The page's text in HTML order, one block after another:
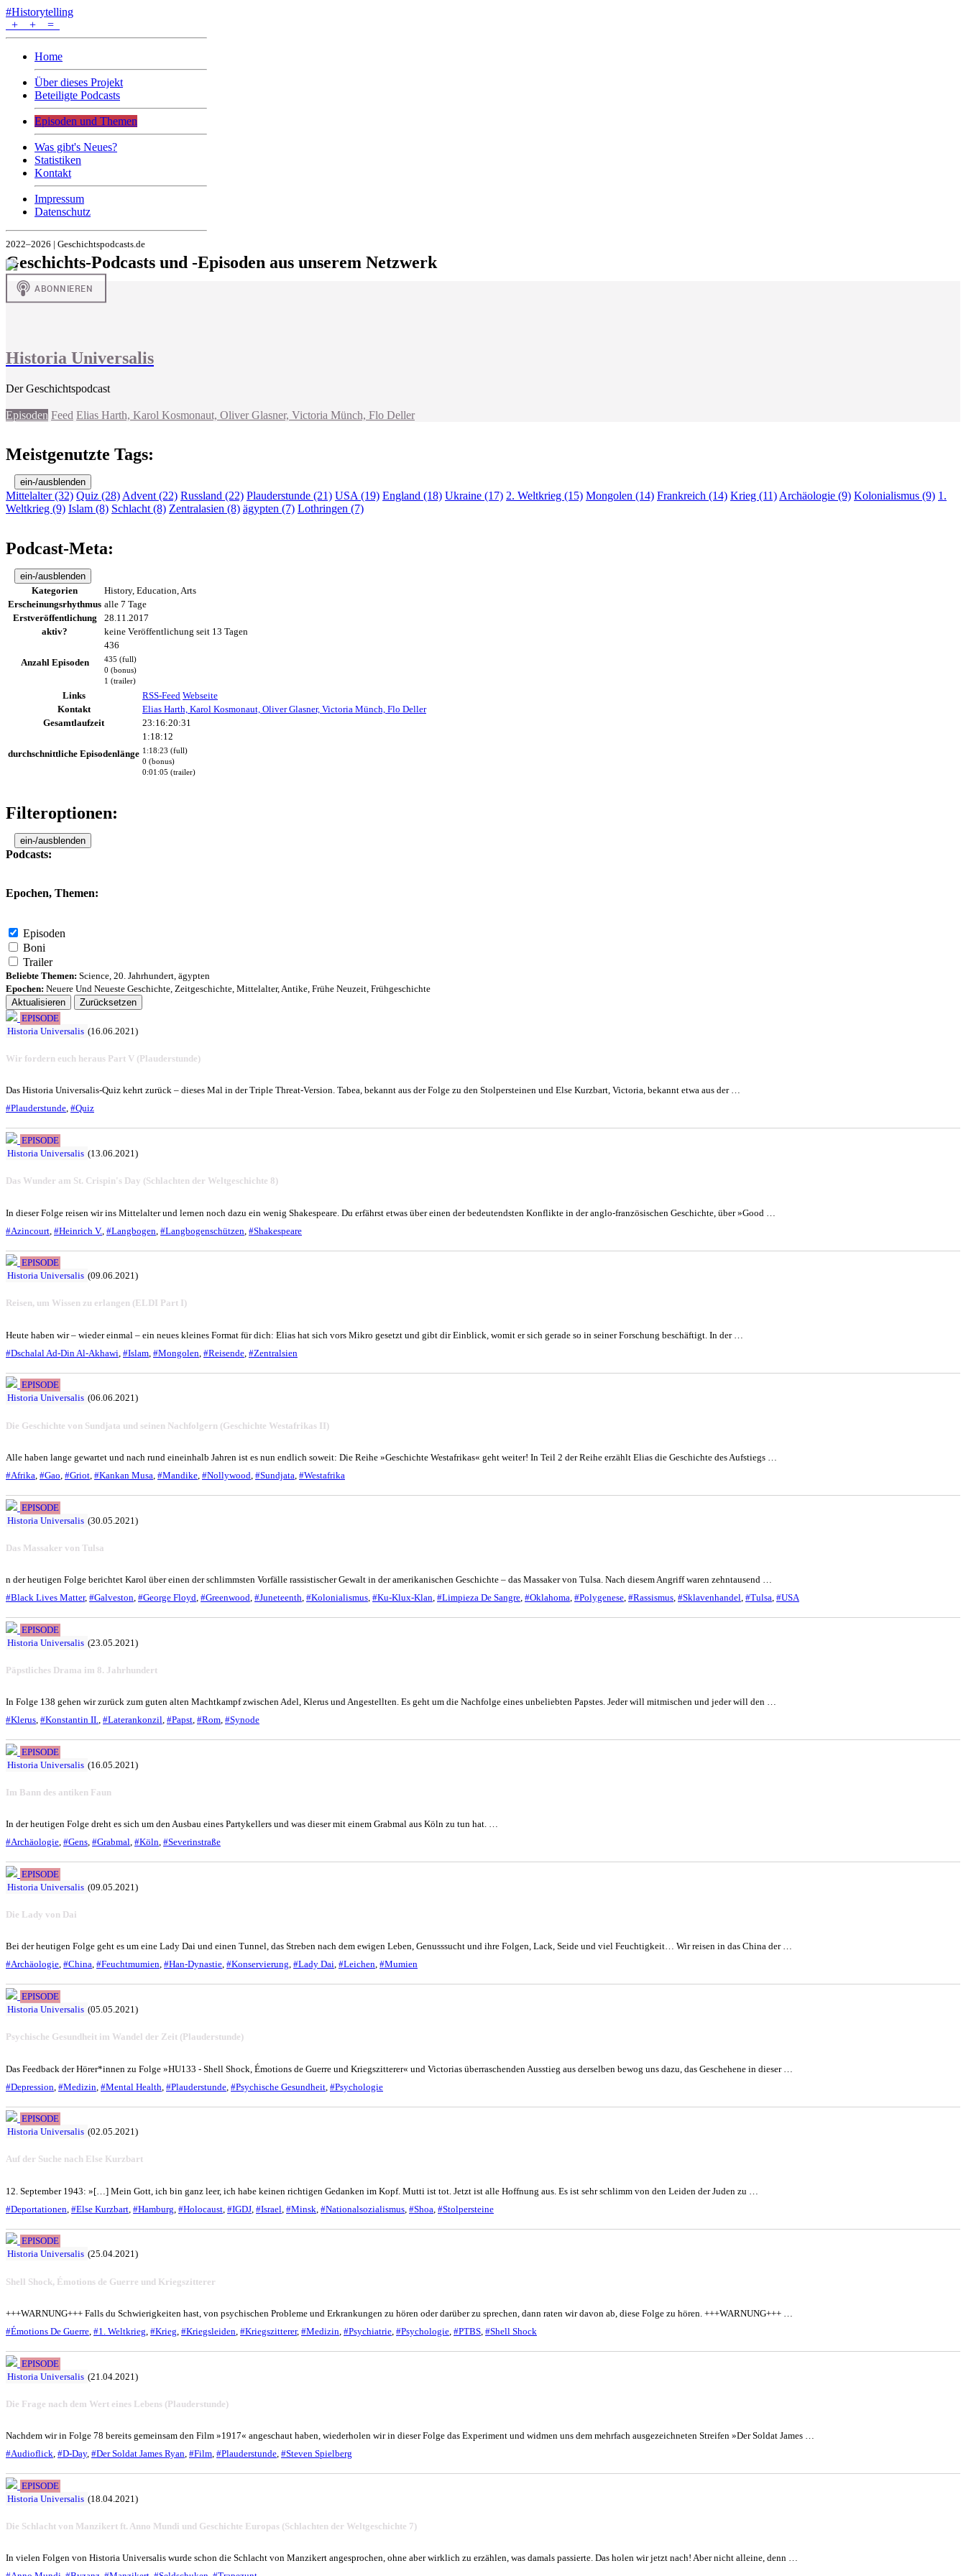
#Historytelling
+
+ =
Home
Über dieses Projekt
Beteiligte Podcasts
Episoden und Themen
Was gibt's Neues?
Statistiken
Kontakt
Impressum
Datenschutz
2022–2026 | Geschichtspodcasts.de
Geschichts-Podcasts und -Episoden aus unserem Netzwerk
Historia Universalis
Der Geschichtspodcast
Episoden Feed Elias Harth, Karol Kosmonaut, Oliver Glasner, Victoria Münch, Flo Deller
Meistgenutzte Tags:
ein-/ausblenden
Mittelalter (32) Quiz (28)Advent (22) Russland (22) Plauderstunde (21) USA (19) England (18) Ukraine (17) 2. Weltkrieg (15) Mongolen (14) Frankreich (14) Krieg (11)Archäologie (9) Kolonialismus (9) 1.
Weltkrieg (9) Islam (8) Schlacht (8) Zentralasien (8) ägypten (7) Lothringen (7)
Podcast-Meta:
ein-/ausblenden
Kategorien
History, Education, Arts
Erscheinungsrhythmus alle 7 Tage
Erstveröffentlichung
28.11.2017
aktiv?
keine Veröffentlichung seit 13 Tagen
Anzahl Episoden
436
435 (full)
0 (bonus)
1 (trailer)
Links RSS-Feed Webseite
Kontakt
Elias Harth, Karol Kosmonaut, Oliver Glasner, Victoria Münch, Flo Deller
Gesamtlaufzeit
23:16:20:31
durchschnittliche Episodenlänge
1:18:12
1:18:23 (full)
0 (bonus)
0:01:05 (trailer)
Filteroptionen:
ein-/ausblenden
Podcasts:
Epochen, Themen:
Episoden
Boni
Trailer
Beliebte Themen: Science, 20. Jahrhundert, ägypten
Epochen: Neuere Und Neueste Geschichte, Zeitgeschichte, Mittelalter,Antike, Frühe Neuzeit, Frühgeschichte
Aktualisieren
Zurücksetzen
EPISODE
Historia Universalis (16.06.2021)
Wir fordern euch heraus Part V (Plauderstunde)
Das Historia Universalis-Quiz kehrt zurück – dieses Mal in der Triple Threat-Version. Tabea, bekannt aus der Folge zu den Stolpersteinen und Else Kurzbart, Victoria, bekannt etwa aus der …
#Plauderstunde, #Quiz
EPISODE
Historia Universalis (13.06.2021)
Das Wunder am St. Crispin's Day (Schlachten der Weltgeschichte 8)
In dieser Folge reisen wir ins Mittelalter und lernen noch dazu ein wenig Shakespeare. Du erfährst etwas über einen der bedeutendsten Konflikte in der anglo-französischen Geschichte, über »Good …
#Azincourt #Heinrich V. #Langbogen #Langbogenschützen #Shakespeare
EPISODE
Historia Universalis (09.06.2021)
Reisen, um Wissen zu erlangen (ELDI Part I)
Heute haben wir – wieder einmal – ein neues kleines Format für dich: Elias hat sich vors Mikro gesetzt und gibt dir Einblick, womit er sich gerade so in seiner Forschung beschäftigt. In der …
#Dschalal Ad-Din Al-Akhawi #Islam #Mongolen #Reisende #Zentralsien
EPISODE
Historia Universalis (06.06.2021)
Die Geschichte von Sundjata und seinen Nachfolgern (Geschichte Westafrikas II)
Alle haben lange gewartet und nach rund eineinhalb Jahren ist es nun endlich soweit: Die Reihe »Geschichte Westafrikas« geht weiter! In Teil 2 der Reihe erzählt Elias die Geschichte des Aufstiegs …
#Afrika #Gao #Griot #Kankan Musa #Mandike #Nollywood #Sundjata #Westafrika
EPISODE
Historia Universalis (30.05.2021)
Das Massaker von Tulsa
n der heutigen Folge berichtet Karol über einen der schlimmsten Vorfälle rassistischer Gewalt in der amerikanischen Geschichte – das Massaker von Tulsa. Nach diesem Angriff waren zehntausend …
#Black Lives Matter, #Galveston #George Floyd #Greenwood #Juneteenth #Kolonialismus #Ku-Klux-Klan #Limpieza De Sangre #Oklahoma #Polygenese #Rassismus #Sklavenhandel #Tulsa #USA
EPISODE
Historia Universalis (23.05.2021)
Päpstliches Drama im 8. Jahrhundert
In Folge 138 gehen wir zurück zum guten alten Machtkampf zwischen Adel, Klerus und Angestellten. Es geht um die Nachfolge eines unbeliebten Papstes. Jeder will mitmischen und jeder will den …
#Klerus, #Konstantin II., #Laterankonzil, #Papst, #Rom, #Synode
EPISODE
Historia Universalis (16.05.2021)
Im Bann des antiken Faun
In der heutigen Folge dreht es sich um den Ausbau eines Partykellers und was dieser mit einem Grabmal aus Köln zu tun hat. …
#Archäologie, #Gens, #Grabmal, #Köln, #Severinstraße
EPISODE
Historia Universalis (09.05.2021)
Die Lady von Dai
Bei der heutigen Folge geht es um eine Lady Dai und einen Tunnel, das Streben nach dem ewigen Leben, Genusssucht und ihre Folgen, Lack, Seide und viel Feuchtigkeit… Wir reisen in das China der …
#Archäologie, #China, #Feuchtmumien, #Han-Dynastie, #Konservierung, #Lady Dai, #Leichen, #Mumien
EPISODE
Historia Universalis (05.05.2021)
Psychische Gesundheit im Wandel der Zeit (Plauderstunde)
Das Feedback der Hörer*innen zu Folge »HU133 - Shell Shock, Émotions de Guerre und Kriegszitterer« und Victorias überraschenden Ausstieg aus derselben bewog uns dazu, das Geschehene in dieser …
#Depression #Medizin #Mental Health #Plauderstunde #Psychische Gesundheit #Psychologie
EPISODE
Historia Universalis (02.05.2021)
Auf der Suche nach Else Kurzbart
12. September 1943: »[…] Mein Gott, ich bin ganz leer, ich habe keinen richtigen Gedanken im Kopf. Mutti ist tot. Jetzt ist alle Hoffnung aus. Es ist sehr schlimm von den Leiden der Juden zu …
#Deportationen #Else Kurzbart #Hamburg #Holocaust #IGDJ #Israel #Minsk #Nationalsozialismus #Shoa #Stolpersteine
EPISODE
Historia Universalis (25.04.2021)
Shell Shock, Émotions de Guerre und Kriegszitterer
+++WARNUNG+++ Falls du Schwierigkeiten hast, von psychischen Probleme und Erkrankungen zu hören oder darüber zu sprechen, dann raten wir davon ab, diese Folge zu hören. +++WARNUNG+++ …
#Émotions De Guerre #1. Weltkrieg #Krieg #Kriegsleiden #Kriegszitterer, #Medizin #Psychiatrie #Psychologie #PTBS #Shell Shock
EPISODE
Historia Universalis (21.04.2021)
Die Frage nach dem Wert eines Lebens (Plauderstunde)
Nachdem wir in Folge 78 bereits gemeinsam den Film »1917« angeschaut haben, wiederholen wir in dieser Folge das Experiment und widmen uns dem mehrfach ausgezeichneten Streifen »Der Soldat James …
#Audioflick #D-Day, #Der Soldat James Ryan #Film #Plauderstunde #Steven Spielberg
EPISODE
Historia Universalis (18.04.2021)
Die Schlacht von Manzikert ft. Anno Mundi und Geschichte Europas (Schlachten der Weltgeschichte 7)
In vielen Folgen von Historia Universalis wurde schon die Schlacht von Manzikert angesprochen, ohne aber wirklich zu erzählen, was damals passierte. Das holen wir jetzt nach! Aber nicht alleine, denn …